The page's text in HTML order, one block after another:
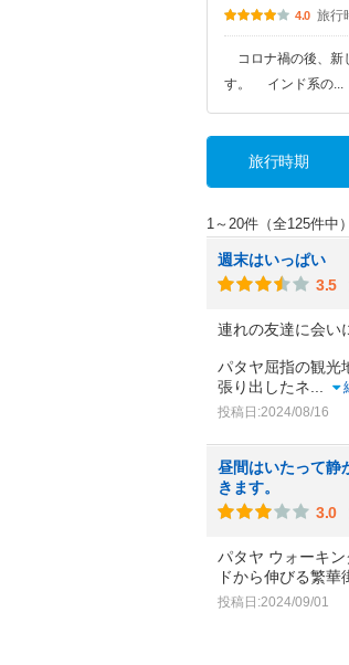
4.0 旅行
コロナ禍の後、新
す。 インド系の
旅行時期
1～20件（全125件中）
週末はいっぱい
3.5
連れの友達に会い
パタヤ屈指の観光
張り出したネ
投稿日:2024/08/16
昼間はいたって静
きます。
3.0
パタヤ ウォーキ
ドから伸びる繁華
投稿日:2024/09/01